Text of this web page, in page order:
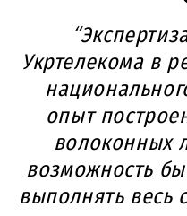
Укртелекома в
опыт
волоконных
возможность
выполнять весь